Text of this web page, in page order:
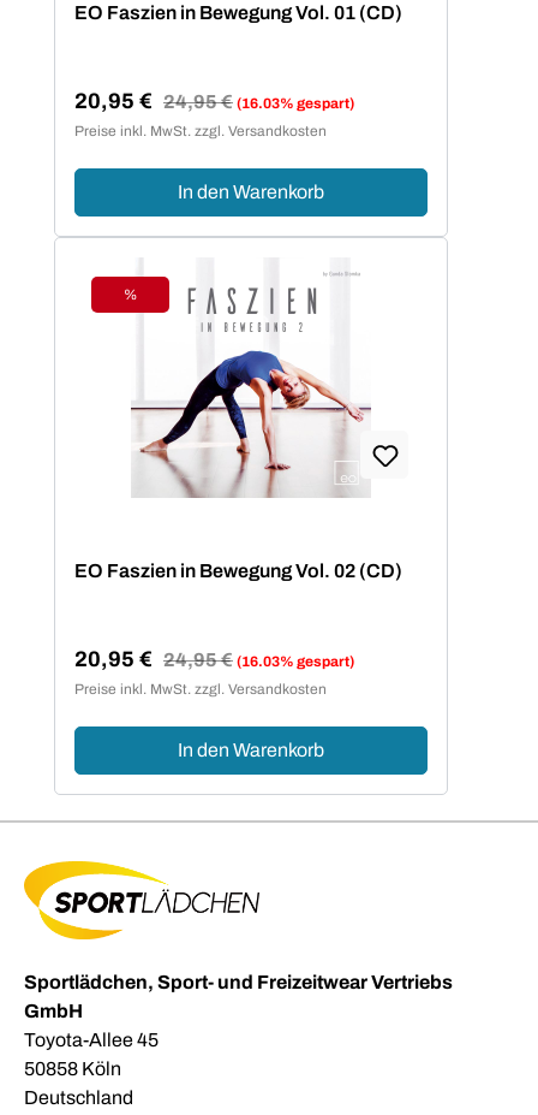
EO Faszien in Bewegung Vol. 01 (CD)
Verkaufspreis:
20,95 € Regulärer Preis:
24,95 € (16.03% gespart)
Preise inkl. MwSt. zzgl. Versandkosten
In den Warenkorb
Rabatt
%
EO Faszien in Bewegung Vol. 02 (CD)
Verkaufspreis:
20,95 € Regulärer Preis:
24,95 € (16.03% gespart)
Preise inkl. MwSt. zzgl. Versandkosten
In den Warenkorb
Sportlädchen, Sport- und Freizeitwear Vertriebs
GmbH
Toyota-Allee 45
50858 Köln
Deutschland